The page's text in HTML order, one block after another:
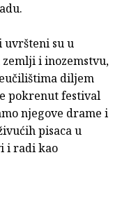
uvršteni su u
i inozemstvu,
diljem
pokrenut festival
njegove drame i
pisaca u
i radi kao